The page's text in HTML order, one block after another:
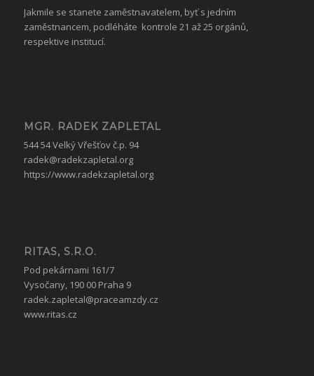
Jakmile se stanete zaměstnavatelem, byť s jedním
zaměstnancem, podléháte kontrole 21 až 25 orgánů,
respektive institucí.
MGR. RADEK ZAPLETAL
544 54 Velký Vřešťov č.p. 94
radek@radekzapletal.org
https://www.radekzapletal.org
RITAS, S.R.O.
Pod pekárnami 161/7
Vysočany, 190 00 Praha 9
radek.zapletal@praceamzdy.cz
www.ritas.cz